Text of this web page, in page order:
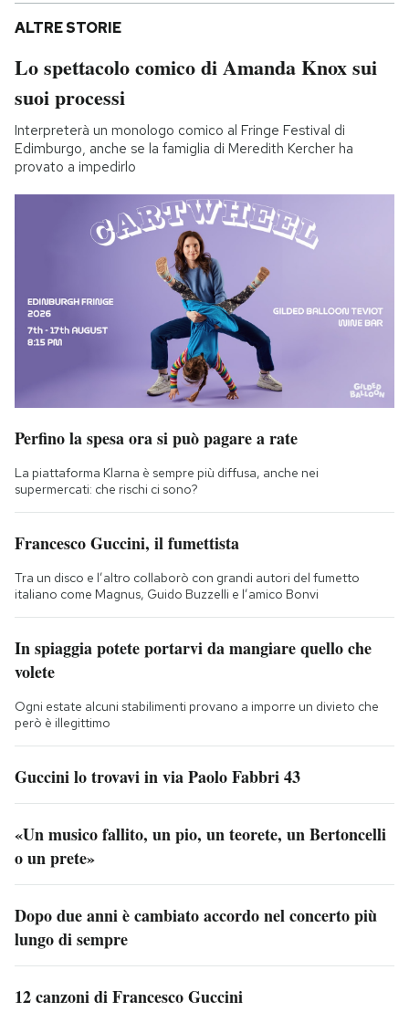
ALTRE STORIE
Lo spettacolo comico di Amanda Knox sui
suoi processi
Interpreterà un monologo comico al Fringe Festival di
Edimburgo, anche se la famiglia di Meredith Kercher ha
provato a impedirlo
Perfino la spesa ora si può pagare a rate
La piattaforma Klarna è sempre più diffusa, anche nei
supermercati: che rischi ci sono?
Francesco Guccini, il fumettista
Tra un disco e l’altro collaborò con grandi autori del fumetto
italiano come Magnus, Guido Buzzelli e l’amico Bonvi
In spiaggia potete portarvi da mangiare quello che
volete
Ogni estate alcuni stabilimenti provano a imporre un divieto che
però è illegittimo
Guccini lo trovavi in via Paolo Fabbri 43
«Un musico fallito, un pio, un teorete, un Bertoncelli
o un prete»
Dopo due anni è cambiato accordo nel concerto più
lungo di sempre
12 canzoni di Francesco Guccini